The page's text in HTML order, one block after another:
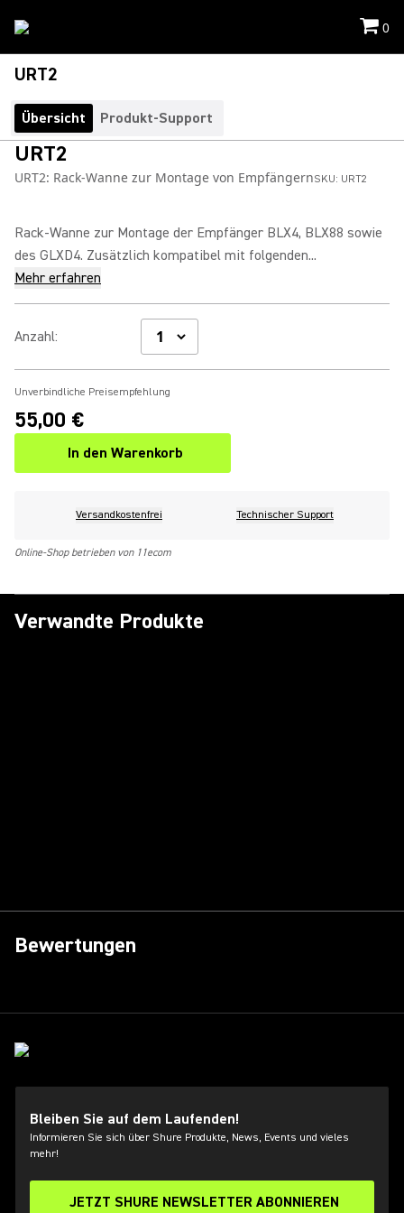
0
URT2
Übersicht Produkt-Support
URT2
URT2: Rack-Wanne zur Montage von EmpfängernSKU: URT2
Rack-Wanne zur Montage der Empfänger BLX4, BLX88 sowie
des GLXD4. Zusätzlich kompatibel mit folgenden...
Mehr erfahren
Anzahl:
Unverbindliche Preisempfehlung
55,00 €
In den Warenkorb
Versandkostenfrei Technischer Support
Online-Shop betrieben von 11ecom
Verwandte Produkte
Bewertungen
Bleiben Sie auf dem Laufenden!
Informieren Sie sich über Shure Produkte, News, Events und vieles
mehr!
JETZT SHURE NEWSLETTER ABONNIEREN